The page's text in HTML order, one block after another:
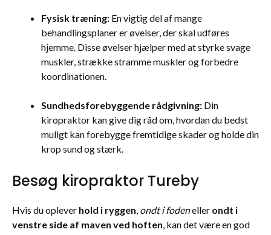
Fysisk træning: En vigtig del af mange
behandlingsplaner er øvelser, der skal udføres
hjemme. Disse øvelser hjælper med at styrke svage
muskler, strække stramme muskler og forbedre
koordinationen.
Sundhedsforebyggende rådgivning: Din
kiropraktor kan give dig råd om, hvordan du bedst
muligt kan forebygge fremtidige skader og holde din
krop sund og stærk.
Besøg kiropraktor Tureby
Hvis du oplever hold i ryggen, ondt i fodeneller ondt i
venstre side af maven ved hoften, kan det være en god